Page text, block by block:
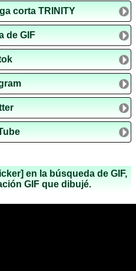
corta TRINITY
de GIF
en la búsqueda de GIF,
GIF que dibujé.